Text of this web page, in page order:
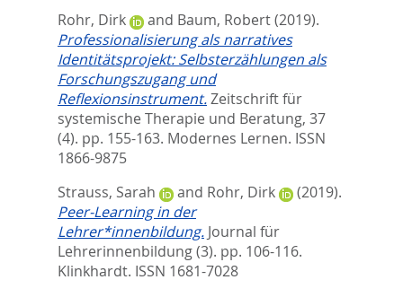
Rohr, Dirk
and Baum, Robert(2019).
Professionalisierung als narratives
Identitätsprojekt: Selbsterzählungen als
Forschungszugang und
Reflexionsinstrument.Zeitschrift für
systemische Therapie und Beratung, 37
(4). pp. 155-163. Modernes Lernen. ISSN
1866-9875
Strauss, Sarah
and Rohr, Dirk
(2019).
Peer-Learning in der
Lehrer*innenbildung. Journal für
Lehrerinnenbildung (3). pp. 106-116.
Klinkhardt. ISSN 1681-7028